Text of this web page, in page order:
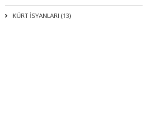
KÜRT İSYANLARI (13)